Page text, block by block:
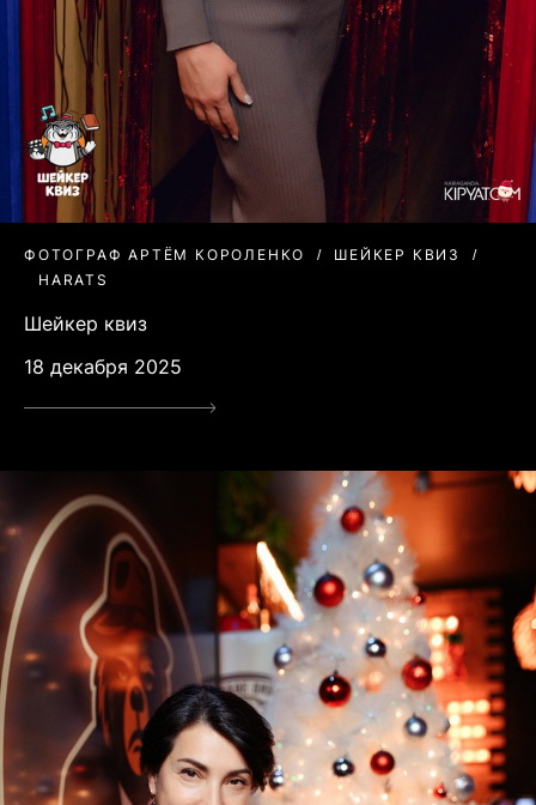
ФОТОГРАФ АРТЁМ КОРОЛЕНКО
ШЕЙКЕР КВИЗ
HARATS
Шейкер квиз
18 декабря 2025